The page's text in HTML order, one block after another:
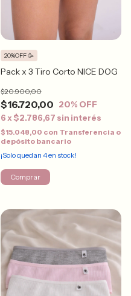
Pack x 3 Tiro Corto NICE DOG
$16.720,00
$20.900,00
20% OFF
6x$2.786,67 sin interés
20%OFF 🥳
$15.048,00 con Transferencia o
depósito bancario
¡Solo quedan 4en stock!
Comprar